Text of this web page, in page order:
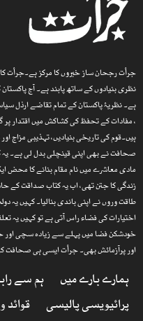
جرأت رجحان ساز خبروں کا مرکز ہے۔جرأت
نظری بنیادوں کے ساتھ پابند ہے۔ آج
ہے۔ نظریۂ پاکستان کے تمام تقاضے ارذل
، مفادات کے تحفظ کی کشاکش میں اقتدار پر
ہیں۔قوم کی تاریخی بنیادیں، تہذیبی
صحافت نے بھی اپنی قینچلی بدل لی ہے۔ یہ
مادی معاشرے میں نام مقام بنانے کا محض
زندگی کا جتن تھی، اب یہ کتاب صداقت کے
طاقت وروں نے اپنی باندی بنالیا۔ کہیں
اختیارات کی فضاء راس آتی ہے تو کہیں یہ
خودشکن فضا میں پہلے سے زیادہ سچی
اور پرآزمائش بھی۔ جرأت ایسی ہی
ہمارے بارے میں ہم سے
پرائیویسی پالیسی